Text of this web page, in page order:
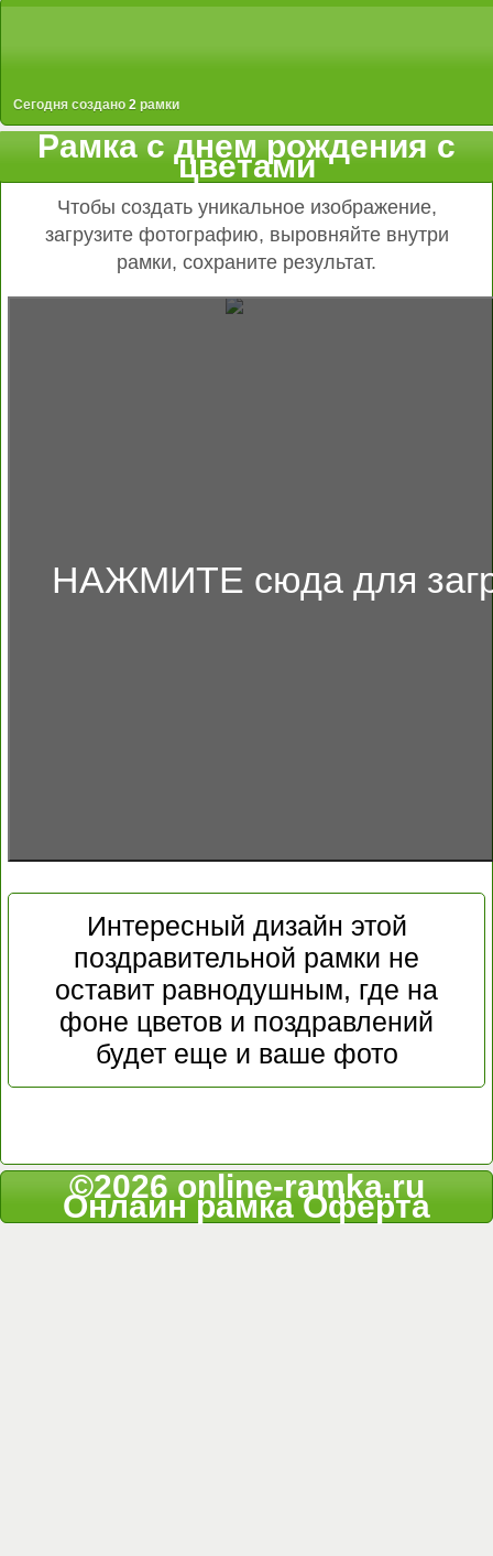
Сегодня создано 2 рамки
Рамка с днем рождения с
цветами
Чтобы создать уникальное изображение,
загрузите фотографию, выровняйте внутри
рамки, сохраните результат.
НАЖМИТЕ сюда для
Интересный дизайн этой
поздравительной рамки не
оставит равнодушным, где на
фоне цветов и поздравлений
будет еще и ваше фото
©2026 online-ramka.ru
Онлайн рамкаОферта